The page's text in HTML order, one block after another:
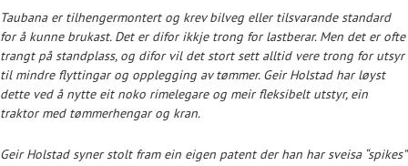
Taubana er tilhengermontert og krev bilveg eller tilsvarande standard
for å kunne brukast. Det er difor ikkje trong for lastberar. Men det er ofte
trangt på standplass, og difor vil det stort sett alltid vere trong for utsyr
til mindre flyttingar og opplegging av tømmer. Geir Holstad har løyst
dette ved å nytte eit noko rimelegare og meir fleksibelt utstyr, ein
traktor med tømmerhengar og kran.
Geir Holstad syner stolt fram ein eigen patent der han har sveisa “spikes”